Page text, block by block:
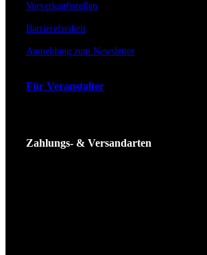
Vorverkaufsstellen
Barrierefreiheit
Anmeldung zum Newsletter
Für Veranstalter
Zahlungs- & Versandarten